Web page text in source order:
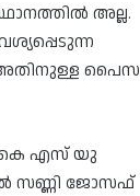
അല്ല.
അതിനുള്ള പൈസ
കെ എസ് യു
സണ്ണി ജോസഫ്